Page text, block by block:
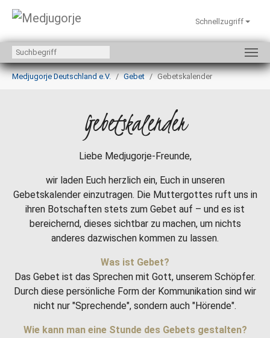
Zum Hauptinhalt springen
Schnellzugriff
Sie sind hier:
Medjugorje Deutschland e.V.
Gebet Gebetskalender
Gebetskalender
Liebe Medjugorje-Freunde,
wir laden Euch herzlich ein, Euch in unseren
Gebetskalender einzutragen. Die Muttergottes ruft uns in
ihren Botschaften stets zum Gebet auf – und es ist
bereichernd, dieses sichtbar zu machen, um nichts
anderes dazwischen kommen zu lassen.
Was ist Gebet?
Das Gebet ist das Sprechen mit Gott, unserem Schöpfer.
Durch diese persönliche Form der Kommunikation sind wir
nicht nur "Sprechende", sondern auch "Hörende".
Wie kann man eine Stunde des Gebets gestalten?